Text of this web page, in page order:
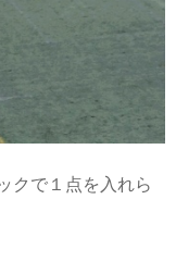
クで１点を入れら